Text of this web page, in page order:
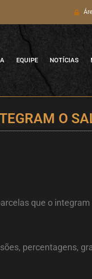
EQUIPE NOTÍCIAS
O
que o
percentagens,